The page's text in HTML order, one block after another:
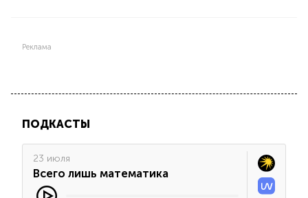
Реклама
ПОДКАСТЫ
23 июля
Всего лишь математика